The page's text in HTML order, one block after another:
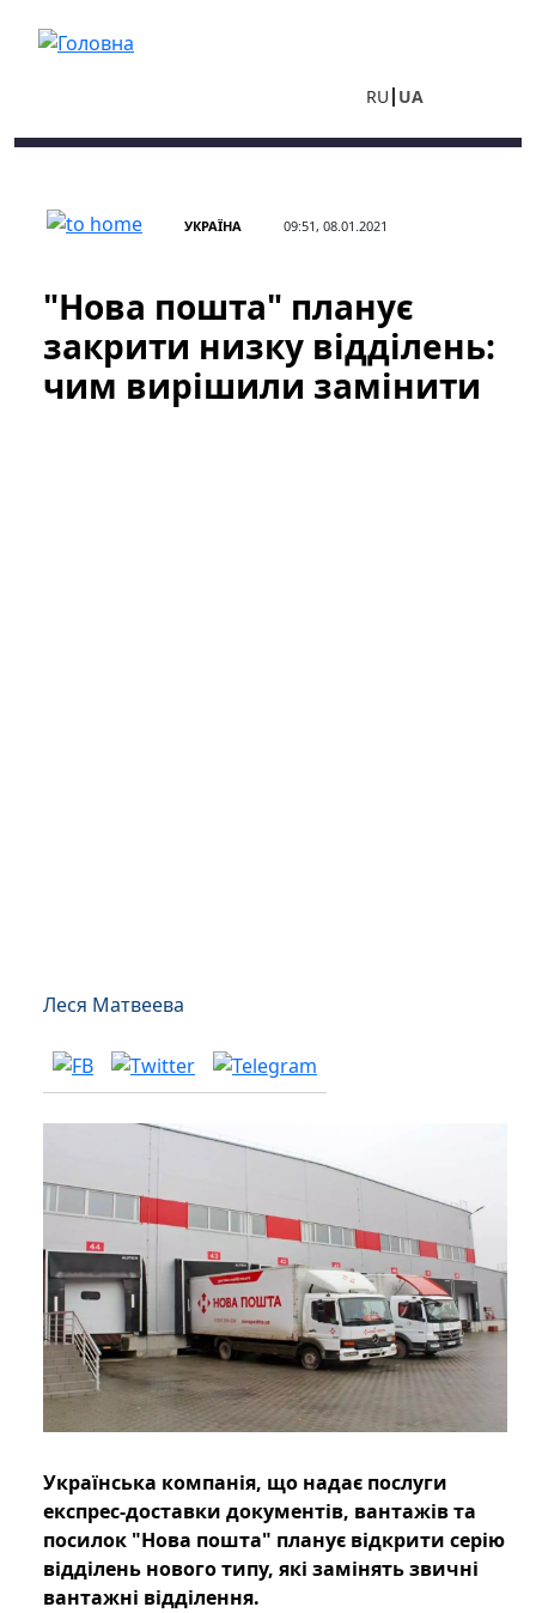
RU UA
УКРАЇНА 09:51, 08.01.2021
"Нова пошта" планує
закрити низку відділень:
чим вирішили замінити
Леся Матвеева
Українська компанія, що надає послуги
експрес-доставки документів, вантажів та
посилок "Нова пошта" планує відкрити серію
відділень нового типу, які замінять звичні
вантажні відділення.